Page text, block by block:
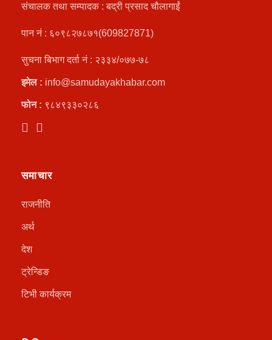
संचालक तथा सम्पादक : बद्री प्रसाद चौलागाईं
पान नं : ६०९८२७८७१(609827871)
सुचना बिभाग दर्ता नं : २३३४/०७७-७८
इमेल : info@samudayakhabar.com
फोन : ९८४९३३०२८६
समाचार
राजनीति
अर्थ
देश
ट्रेन्डिङ
टिभी कार्यक्रम